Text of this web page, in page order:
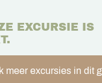
EXCURSIE IS
meer excursies in dit